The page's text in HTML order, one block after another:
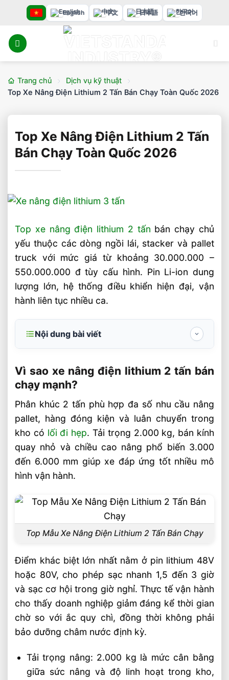
nội
dung
English 中文 日本語 한국어
Trang chủ
Dịch vụ kỹ thuật
Top Xe Nâng Điện Lithium 2 Tấn Bán Chạy Toàn Quốc 2026
Top Xe Nâng Điện Lithium 2 Tấn
Bán Chạy Toàn Quốc 2026
Top xe nâng điện lithium 2 tấn bán chạy chủ
yếu thuộc các dòng ngồi lái, stacker và pallet
truck với mức giá từ khoảng 30.000.000 –
550.000.000 đ tùy cấu hình. Pin Li-ion dung
lượng lớn, hệ thống điều khiển hiện đại, vận
hành liên tục nhiều ca.
Nội dung bài viết
mạnh?
Top mẫu xe nâng điện lithium 2 tấn bán
chạy nhất
Các mẫu xe nâng lithium 2 tấn nổi bật tại
Vietstandard
Thông số kỹ thuật cần kiểm tra trước khi
mua
Cách chọn xe nâng phù hợp từng ngành
Câu hỏi thường gặp về xe nâng điện 2 tấn
lithium FAQ
chạy 2 ca liên tục không?
Xe nâng lithium có bền hơn ắc quy chì
không?
Mua xe nâng điện lithium 2 tấn cần chú ý
gì nhất?
Video xe nâng điện 2 tấn lithium
Vietstandard
Liên hệ mua sản phẩm
Vì sao xe nâng điện lithium 2 tấn bán
chạy mạnh?
Phân khúc 2 tấn phù hợp đa số nhu cầu nâng
pallet, hàng đóng kiện và luân chuyển trong
kho có lối đi hẹp. Tải trọng 2.000 kg, bán kính
quay nhỏ và chiều cao nâng phổ biến 3.000
đến 6.000 mm giúp xe đáp ứng tốt nhiều mô
hình vận hành.
Top Mẫu Xe Nâng Điện Lithium 2 Tấn Bán Chạy
Điểm khác biệt lớn nhất nằm ở pin lithium 48V
hoặc 80V, cho phép sạc nhanh 1,5 đến 3 giờ
và sạc cơ hội trong giờ nghỉ. Thực tế vận hành
cho thấy doanh nghiệp giảm đáng kể thời gian
chờ so với ắc quy chì, đồng thời không phải
bảo dưỡng châm nước định kỳ.
Tải trọng nâng: 2.000 kg là mức cân bằng
giữa sức nâng và độ linh hoạt trong kho,